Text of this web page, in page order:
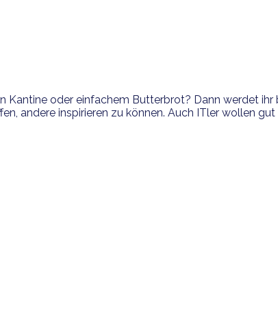
Kantine oder einfachem Butterbrot? Dann werdet
andere inspirieren zu können. Auch ITler wollen gut